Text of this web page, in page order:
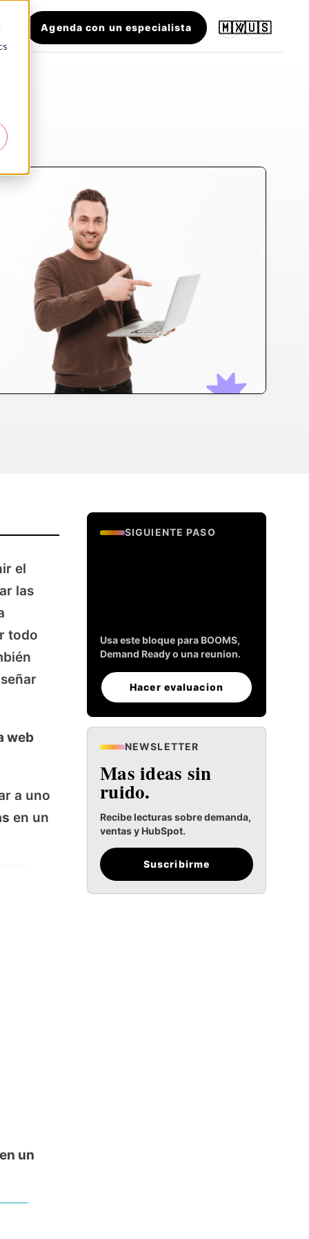
Agenda con un especialista 🇲🇽
/🇺🇸
el
las
todo
web
a uno
en un
un
SIGUIENTE PASO
Usa este bloque para BOOMS,
Demand Ready o una reunion.
Hacer evaluacion
NEWSLETTER
Mas ideas sin
ruido.
Recibe lecturas sobre demanda,
ventas y HubSpot.
Suscribirme